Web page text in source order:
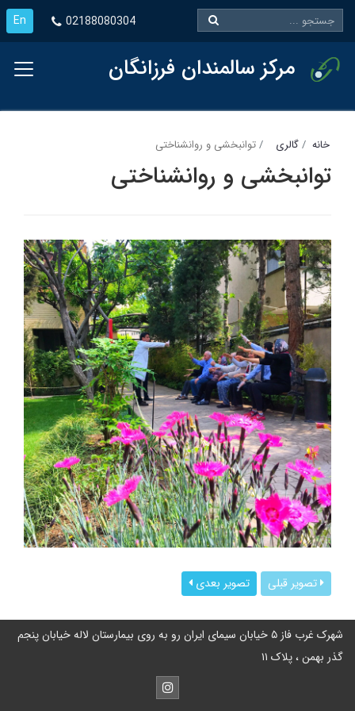
En 02188080304
مرکز سالمندان فرزانگان
خانه گالری توانبخشی و روانشناختی
توانبخشی و روانشناختی
تصویر بعدی
شهرک غرب فاز ۵ خیابان سیمای ایران رو به روی بیمارستان لاله خیابان پنجم
گذر بهمن ، پلاک ۱۱